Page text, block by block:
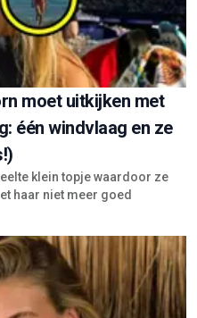
moet uitkijken met
één windvlaag en ze
klein topje waardoor ze
haar niet meer goed